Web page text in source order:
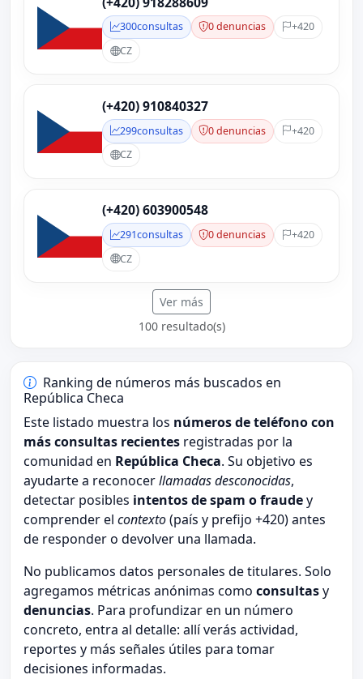
300consultas 0 denuncias
+420
CZ
(+420) 910840327
299consultas 0 denuncias
+420
CZ
(+420) 603900548
291consultas 0 denuncias
+420
CZ
Ver más
100 resultado(s)
Ranking de números más buscados en
República Checa
Este listado muestra los números de teléfono con
más consultas recientes registradas por la
comunidad en República Checa. Su objetivo es
ayudarte a reconocerllamadas desconocidas,
detectar posibles intentos de spam o fraudey
comprender el contexto(país y prefijo +420) antes
de responder o devolver una llamada.
No publicamos datos personales de titulares. Solo
agregamos métricas anónimas como consultasy
denuncias. Para profundizar en un número
concreto, entra al detalle: allí verás actividad,
reportes y más señales útiles para tomar
decisiones informadas.